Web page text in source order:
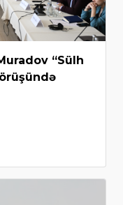
“Sülh